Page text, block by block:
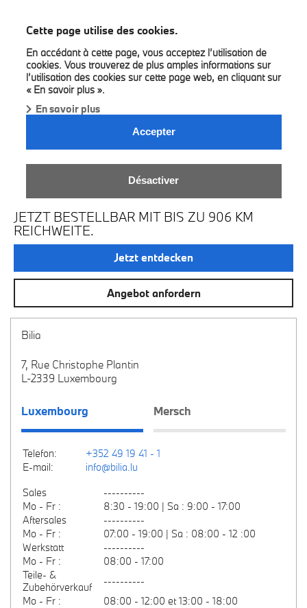
Cette page utilise des cookies.
En accédant à cette page, vous acceptez l’utilisation de
cookies. Vous trouverez de plus amples informations sur
l’utilisation des cookies sur cette page web, en cliquant sur
« En savoir plus ».
En savoir plus
Accepter
Désactiver
DER NEUE BMW I3 ALS
FIRST EDITION.
JETZT BESTELLBAR MIT BIS ZU 906 KM
REICHWEITE.
Jetzt entdecken
Angebot anfordern
Bilia
7, Rue Christophe Plantin
L-2339 Luxembourg
Luxembourg Mersch
Telefon:
+352 49 19 41 - 1
E-mail:
info@bilia.lu
Sales
----------
Mo - Fr :
8:30 - 19:00 | Sa : 9:00 - 17:00
Aftersales
----------
Mo - Fr :
07:00 - 19:00 | Sa : 08:00 - 12 :00
Werkstatt
----------
Mo - Fr :
08:00 - 17:00
Teile- &
Zubehörverkauf
----------
Mo - Fr :
08:00 - 12:00 et 13:00 - 18:00